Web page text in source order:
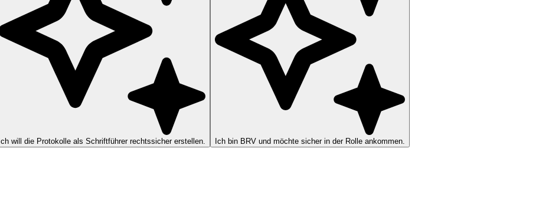
Ich will die Protokolle als Schriftführer rechtssicher erstellen. Ich bin BRV und möchte sicher in der Rolle ankommen.